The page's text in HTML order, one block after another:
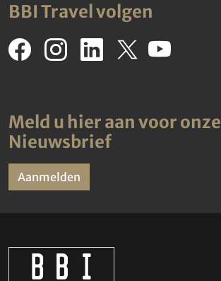
BBI Travel volgen
Meld u hier aan voor onze
Nieuwsbrief
Aanmelden